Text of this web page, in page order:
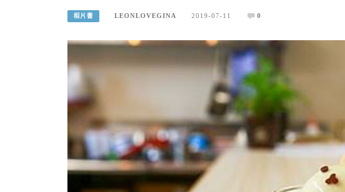
相片書 LEONLOVEGINA 2019-07-11 0